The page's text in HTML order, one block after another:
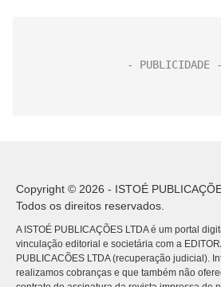
Copyright © 2026 - ISTOÉ
Todos os direitos reservados.
A ISTOÉ PUBLICAÇÕES LTDA é um portal
vinculação editorial e societária com a
PUBLICACÕES LTDA (recuperação judicial).
realizamos cobranças e que também não